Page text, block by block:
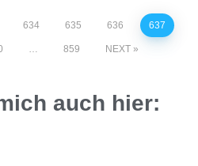
634 635 636 637
… 859 NEXT
auch hier: